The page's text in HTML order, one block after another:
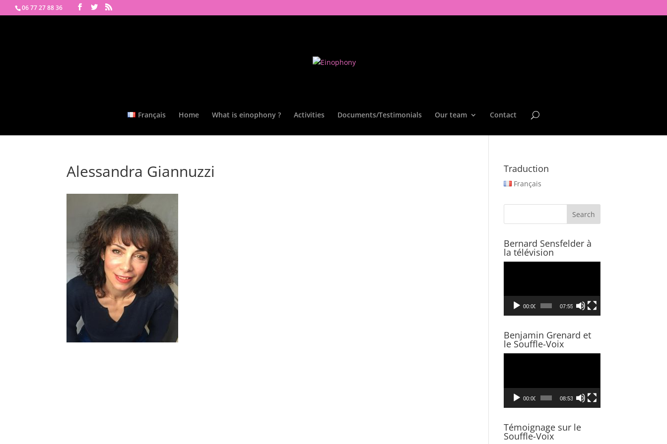
06 77 27 88 36
Français Home What is einophony ? Activities Documents/Testimonials Our team Contact
Alessandra Giannuzzi Traduction
Français
Bernard Sensfelder à
la télévision
00:00 07:55
Benjamin Grenard et
le Souffle-Voix
00:00 08:53
Témoignage sur le
Souffle-Voix